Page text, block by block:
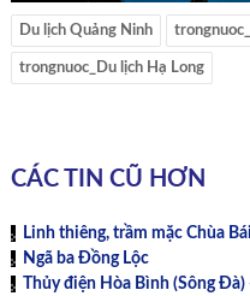
Du lịch Quảng Ninh
trongnuoc_Du lịch Hạ Long
CÁC TIN CŨ HƠN
Linh thiêng, trầm mặc Chùa
Ngã ba Đồng Lộc
Thủy điện Hòa Bình (Sông